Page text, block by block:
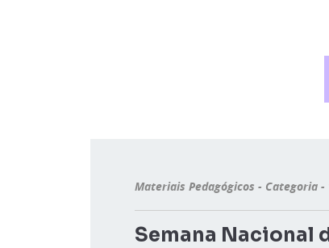
Materiais Pedagógicos - Categoria -
Semana Nacional